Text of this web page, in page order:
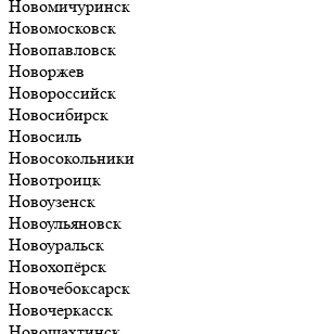
Новомичуринск
Новомосковск
Новопавловск
Новоржев
Новороссийск
Новосибирск
Новосиль
Новосокольники
Новотроицк
Новоузенск
Новоульяновск
Новоуральск
Новохопёрск
Новочебоксарск
Новочеркасск